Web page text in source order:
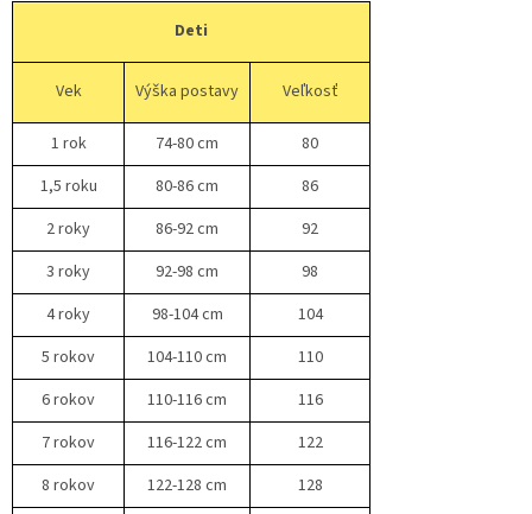
Deti
Vek Výška postavy Veľkosť
1 rok 74-80 cm
80
1,5 roku
80-86 cm
86
2 roky
86-92 cm
92
3 roky
92-98 cm
98
4 roky
98-104 cm
104
5 rokov
104-110 cm
110
6 rokov
110-116 cm
116
7 rokov
116-122 cm
122
8 rokov
122-128 cm
128